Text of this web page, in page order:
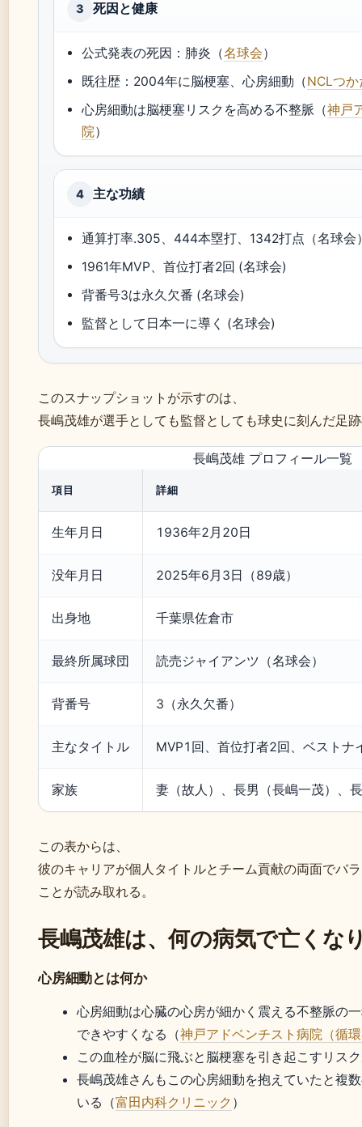
3 死因と健康
公式発表の死因：肺炎（名球会）
既往歴：2004年に脳梗塞、心房細動（NCLつか
心房細動は脳梗塞リスクを高める不整脈（神戸
院）
4 主な功績
通算打率.305、444本塁打、1342打点（名球会
1961年MVP、首位打者2回 (名球会)
背番号3は永久欠番 (名球会)
監督として日本一に導く (名球会)
このスナップショットが示すのは、
長嶋茂雄が選手としても監督としても球史に刻んだ足
長嶋茂雄 プロフィール一覧
項目 詳細
生年月日 1936年2月20日
没年月日 2025年6月3日（89歳）
出身地 千葉県佐倉市
最終所属球団 読売ジャイアンツ（名球会）
背番号 3（永久欠番）
主なタイトル MVP1回、首位打者2回、ベストナ
家族 妻（故人）、長男（長嶋一茂）、
この表からは、
彼のキャリアが個人タイトルとチーム貢献の両面でバ
ことが読み取れる。
長嶋茂雄は、何の病気で亡くな
心房細動とは何か
心房細動は心臓の心房が細かく震える不整脈の
できやすくなる（神戸アドベンチスト病院（循
この血栓が脳に飛ぶと脳梗塞を引き起こすリス
長嶋茂雄さんもこの心房細動を抱えていたと複
いる（富田内科クリニック ）